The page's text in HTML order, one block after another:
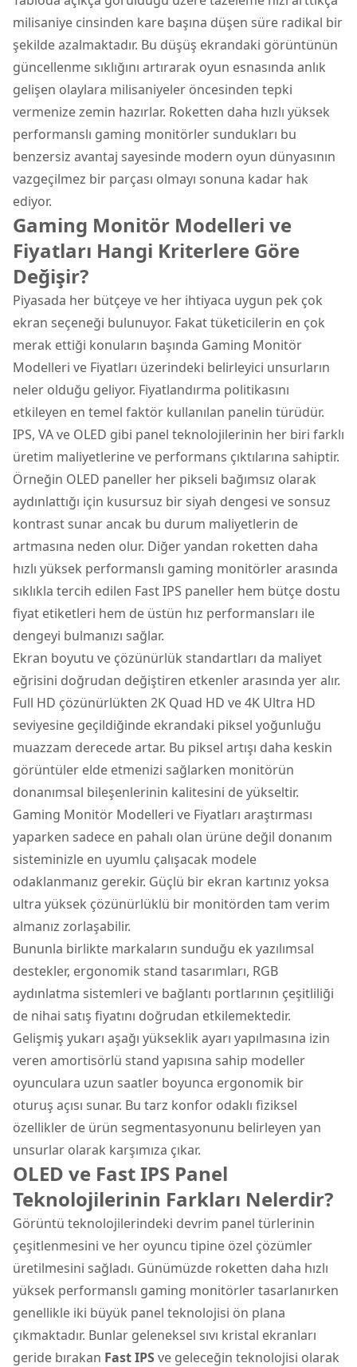
milisaniye cinsinden kare başına düşen süre radikal bir
şekilde azalmaktadır. Bu düşüş ekrandaki görüntünün
güncellenme sıklığını artırarak oyun esnasında anlık
gelişen olaylara milisaniyeler öncesinden tepki
vermenize zemin hazırlar. Roketten daha hızlı yüksek
performanslı gaming monitörler sundukları bu
benzersiz avantaj sayesinde modern oyun dünyasının
vazgeçilmez bir parçası olmayı sonuna kadar hak
ediyor.
Gaming Monitör Modelleri ve
Fiyatları Hangi Kriterlere Göre
Değişir?
Piyasada her bütçeye ve her ihtiyaca uygun pek çok
ekran seçeneği bulunuyor. Fakat tüketicilerin en çok
merak ettiği konuların başında Gaming Monitör
Modelleri ve Fiyatları üzerindeki belirleyici unsurların
neler olduğu geliyor. Fiyatlandırma politikasını
etkileyen en temel faktör kullanılan panelin türüdür.
IPS, VA ve OLED gibi panel teknolojilerinin her biri farklı
üretim maliyetlerine ve performans çıktılarına sahiptir.
Örneğin OLED paneller her pikseli bağımsız olarak
aydınlattığı için kusursuz bir siyah dengesi ve sonsuz
kontrast sunar ancak bu durum maliyetlerin de
artmasına neden olur. Diğer yandan roketten daha
hızlı yüksek performanslı gaming monitörler arasında
sıklıkla tercih edilen Fast IPS paneller hem bütçe dostu
fiyat etiketleri hem de üstün hız performansları ile
dengeyi bulmanızı sağlar.
Ekran boyutu ve çözünürlük standartları da maliyet
eğrisini doğrudan değiştiren etkenler arasında yer alır.
Full HD çözünürlükten 2K Quad HD ve 4K Ultra HD
seviyesine geçildiğinde ekrandaki piksel yoğunluğu
muazzam derecede artar. Bu piksel artışı daha keskin
görüntüler elde etmenizi sağlarken monitörün
donanımsal bileşenlerinin kalitesini de yükseltir.
Gaming Monitör Modelleri ve Fiyatları araştırması
yaparken sadece en pahalı olan ürüne değil donanım
sisteminizle en uyumlu çalışacak modele
odaklanmanız gerekir. Güçlü bir ekran kartınız yoksa
ultra yüksek çözünürlüklü bir monitörden tam verim
almanız zorlaşabilir.
Bununla birlikte markaların sunduğu ek yazılımsal
destekler, ergonomik stand tasarımları, RGB
aydınlatma sistemleri ve bağlantı portlarının çeşitliliği
de nihai satış fiyatını doğrudan etkilemektedir.
Gelişmiş yukarı aşağı yükseklik ayarı yapılmasına izin
veren amortisörlü stand yapısına sahip modeller
oyunculara uzun saatler boyunca ergonomik bir
oturuş açısı sunar. Bu tarz konfor odaklı fiziksel
özellikler de ürün segmentasyonunu belirleyen yan
unsurlar olarak karşımıza çıkar.
OLED ve Fast IPS Panel
Teknolojilerinin Farkları Nelerdir?
Görüntü teknolojilerindeki devrim panel türlerinin
çeşitlenmesini ve her oyuncu tipine özel çözümler
üretilmesini sağladı. Günümüzde roketten daha hızlı
yüksek performanslı gaming monitörler tasarlanırken
genellikle iki büyük panel teknolojisi ön plana
çıkmaktadır. Bunlar geleneksel sıvı kristal ekranları
geride bırakan Fast IPSve geleceğin teknolojisi olarak